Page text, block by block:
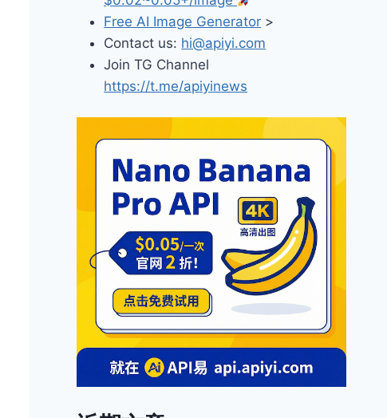
Free AI Image Generator >
Contact us: hi@apiyi.com
Join TG Channel
https://t.me/apiyinews